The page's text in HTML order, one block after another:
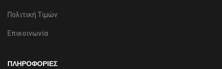
Πολιτική Τιμών
Επικοινωνία
ΠΛΗΡΟΦΟΡΙΕΣ